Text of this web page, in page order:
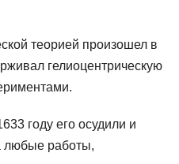
теорией произошел в
гелиоцентрическую
году его осудили и
любые работы,